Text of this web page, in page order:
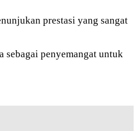
prestasi yang sangat
sebagai penyemangat untuk